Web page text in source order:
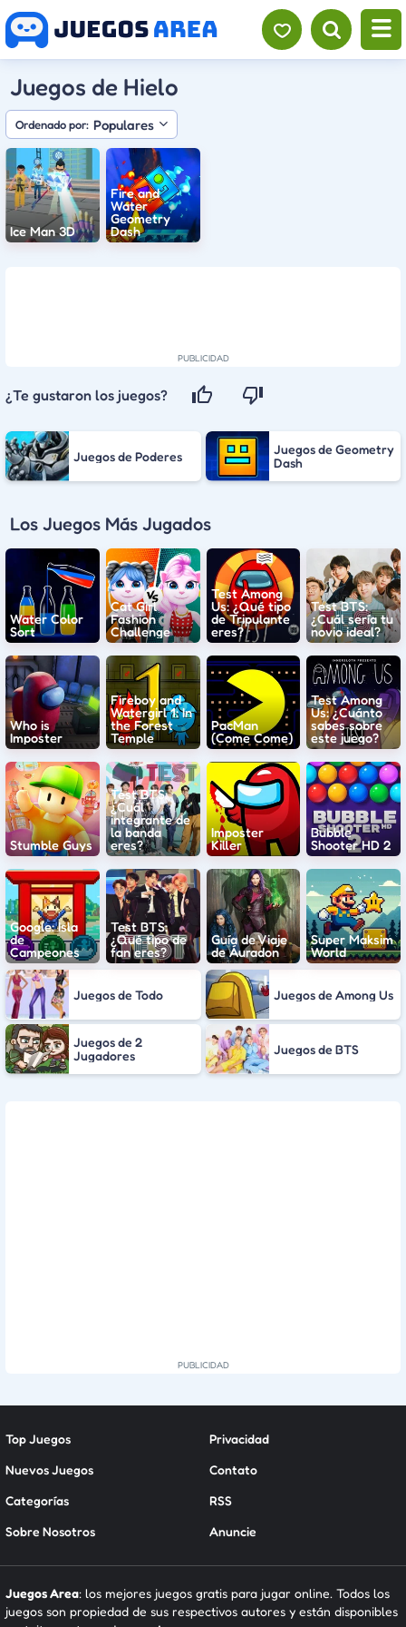
Juegos de Hielo
Ordenado por: Populares
Ice Man 3D
Fire and
Water
Geometry
Dash
¿Te gustaron los juegos?
Juegos de Poderes
Juegos de Geometry
Dash
Los Juegos Más Jugados
Water Color
Sort
Cat Girl
Fashion
Challenge
Test Among
Us: ¿Qué tipo
de Tripulante
eres?
Test BTS:
¿Cuál sería tu
novio ideal?
Who is
Imposter
Fireboy and
Watergirl 1: In
the Forest
Temple
PacMan
(Come Come)
Test Among
Us: ¿Cuánto
sabes sobre
este juego?
Stumble Guys
Test BTS:
¿Cuál
integrante de
la banda
eres?
Imposter
Killer
Bubble
Shooter HD 2
Google: Isla
de
Campeones
Test BTS:
¿Qué tipo de
fan eres?
Guía de Viaje
de Áuradon
Super Maksim
World
Juegos de Todo Juegos de Among Us
Juegos de 2
Jugadores
Juegos de BTS
Top Juegos
Nuevos Juegos
Categorías
Sobre Nosotros
Privacidad
Contato
RSS
Anuncie
Juegos Area: los mejores juegos gratis para jugar online. Todos los
juegos son propiedad de sus respectivos autores y están disponibles